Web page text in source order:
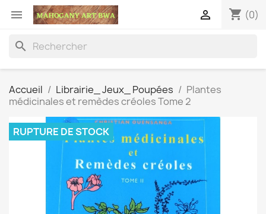
 shopping_cart (0)

search
Accueil Librairie_ Jeux_ Poupées
Plantes
médicinales et remèdes créoles Tome 2
RUPTURE DE STOCK